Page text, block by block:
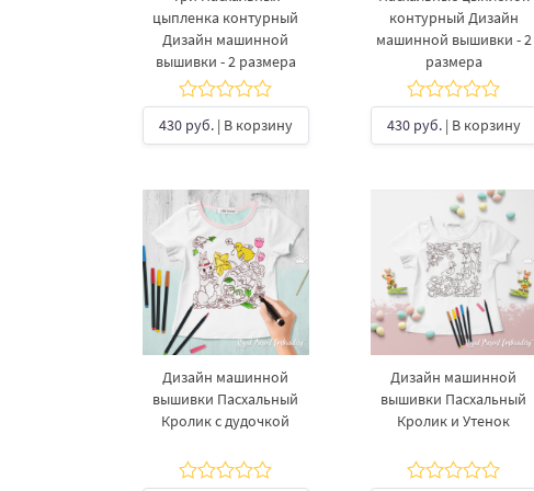
цыпленка контурный
Дизайн машинной
вышивки - 2 размера
430 руб.| В корзину
контурный Дизайн
машинной вышивки - 2
размера
430 руб.| В корзину
Дизайн машинной
вышивки Пасхальный
Кролик с дудочкой
Дизайн машинной
вышивки Пасхальный
Кролик и Утенок